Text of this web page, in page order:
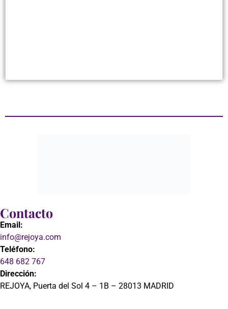
Contacto
Email:
info@rejoya.com
Teléfono:
648 682 767
Dirección:
REJOYA, Puerta del Sol 4 – 1B – 28013 MADRID